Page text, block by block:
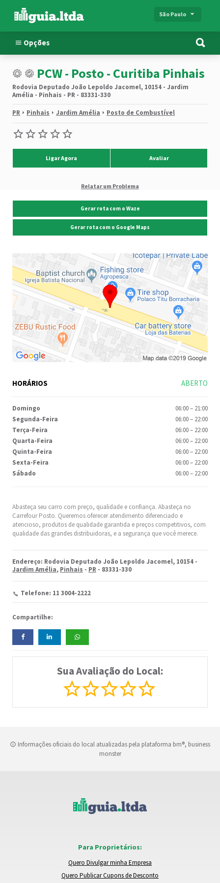
São Paulo
Opções
PCW - Posto - Curitiba Pinhais
Rodovia Deputado João Lepoldo Jacomel, 10154 - Jardim
Amélia - Pinhais - PR - 83331-330
PR Pinhais Jardim Amélia Posto de Combustível
Ligar Agora Avaliar
Relatar um Problema
Abasteça seu carro com preço, qualidade e confiança. Abasteça no
Carrefour Posto. Queremos oferecer atendimento diferenciado e
atencioso, produtos de qualidade garantida e preços competitivos, com
qualidade das grandes distribuidoras, e a segurança que você merece.
Endereço: Rodovia Deputado João Lepoldo Jacomel, 10154 -
Jardim Amélia, Pinhais - PR - 83331-330
Telefone: 11 3004-2222
Compartilhe:
Sua Avaliação do Local:
Gerar rota com o Waze
Gerar rota com o Google Maps
HORÁRIOS ABERTO
Domingo 06:00– 21:00
Segunda-Feira
06:00– 22:00
Terça-Feira
06:00– 22:00
Quarta-Feira
06:00– 22:00
Quinta-Feira
06:00– 22:00
Sexta-Feira
06:00– 22:00
Sábado
06:00– 22:00
Informações oficiais do local atualizadas pela plataforma bm®, business
monster
Para Proprietários:
Quero Divulgar minha Empresa
Quero Publicar Cupons de Desconto